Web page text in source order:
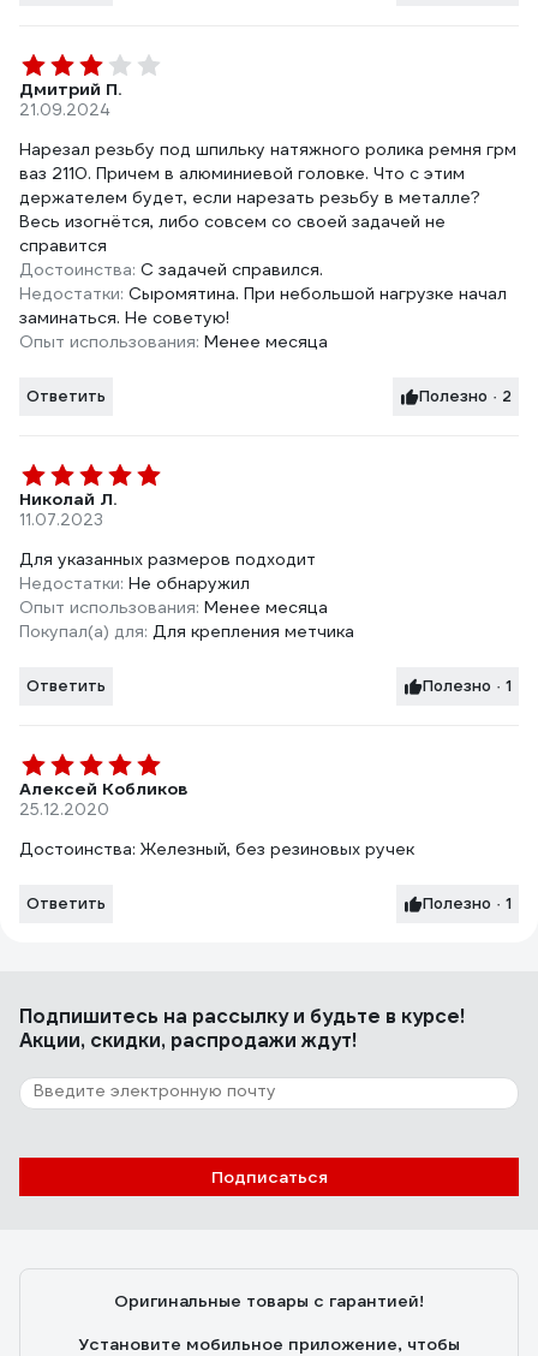
Дмитрий П.
21.09.2024
Нарезал резьбу под шпильку натяжного ролика ремня грм
ваз 2110. Причем в алюминиевой головке. Что с этим
держателем будет, если нарезать резьбу в металле?
Весь изогнётся, либо совсем со своей задачей не
справится
Достоинства: С задачей справился.
Недостатки: Сыромятина. При небольшой нагрузке начал
заминаться. Не советую!
Опыт использования: Менее месяца
Ответить Полезно · 2
Николай Л.
11.07.2023
Для указанных размеров подходит
Недостатки: Не обнаружил
Опыт использования: Менее месяца
Покупал(а) для: Для крепления метчика
Ответить Полезно · 1
Алексей Кобликов
25.12.2020
Достоинства: Железный, без резиновых ручек
Ответить Полезно · 1
Подпишитесь на рассылкуи будьте в курсе!
Акции, скидки, распродажи ждут!
Подписаться
Оригинальные товары с гарантией!
Установите мобильное приложение, чтобы